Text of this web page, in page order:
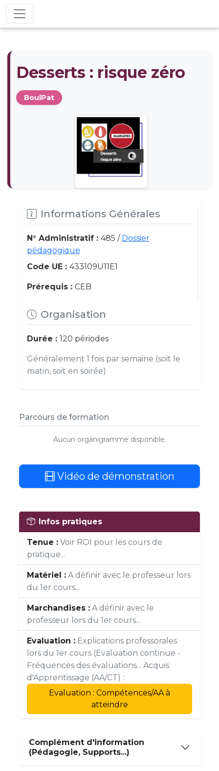
Desserts : risque zéro
BoulPat
Informations Générales
N° Administratif : 485 / Dossier
pédagogique
Code UE : 433109U11E1
Prérequis : CEB
Organisation
Durée : 120 périodes
Généralement 1 fois par semaine (soit le
matin, soit en soirée)
Parcours de formation
Aucun organigramme disponible.
Vidéo de démonstration
Infos pratiques
Tenue : Voir ROI pour les cours de
pratique...
Matériel : A définir avec le professeur lors
du 1er cours...
Marchandises : A définir avec le
professeur lors du 1er cours...
Evaluation : Explications professorales
lors du 1er cours (Evaluation continue -
Fréquences des évaluations... Acquis
d'Apprentissage (AA/CT) :
Evaluation : Compétences/AA à
atteindre
Complément d'information
(Pédagogie, Supports...)